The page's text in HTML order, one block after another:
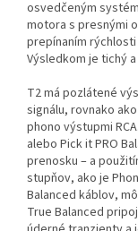
osvedčeným
motora s presnými
prepínaním rýchlosti
Výsledkom je tichý
T2 má pozlátené
signálu, rovnako
phono výstupmi
alebo Pick it PRO
prenosku – a
stupňov, ako je
Balanced káblov,
True Balanced